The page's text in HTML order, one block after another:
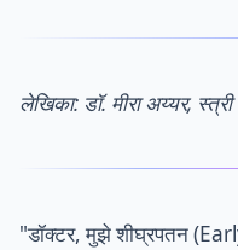
लेखिका: डॉ. मीरा अय्यर, स्त्री
"डॉक्टर, मुझे शीघ्रपतन